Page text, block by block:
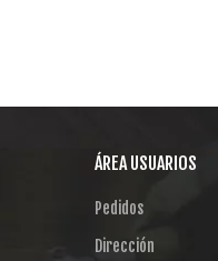
ÁREA USUARIOS
Pedidos
Dirección